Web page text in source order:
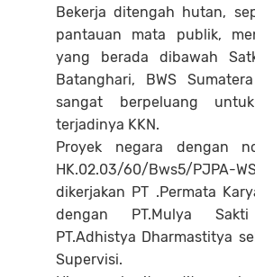
Bekerja ditengah hutan,
pantauan mata publik,
yang berada dibawah
Batanghari, BWS
sangat berpeluang
terjadinya KKN.
Proyek negara dengan
HK.02.03/60/Bws5/PJPA-
dikerjakan PT .Permata
dengan PT.Mulya
PT.Adhistya Dharmastitya
Supervisi.